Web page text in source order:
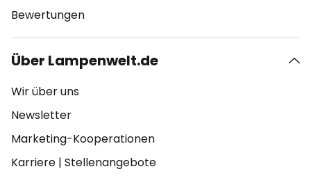
Bewertungen
Über Lampenwelt.de
Wir über uns
Newsletter
Marketing-Kooperationen
Karriere | Stellenangebote